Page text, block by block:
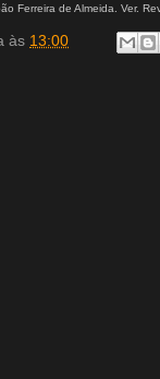
Ferreira de Almeida. Ver.
às 13:00